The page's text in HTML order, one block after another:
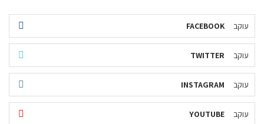
FACEBOOK עוקב
TWITTER עוקב
INSTAGRAM עוקב
YOUTUBE עוקב